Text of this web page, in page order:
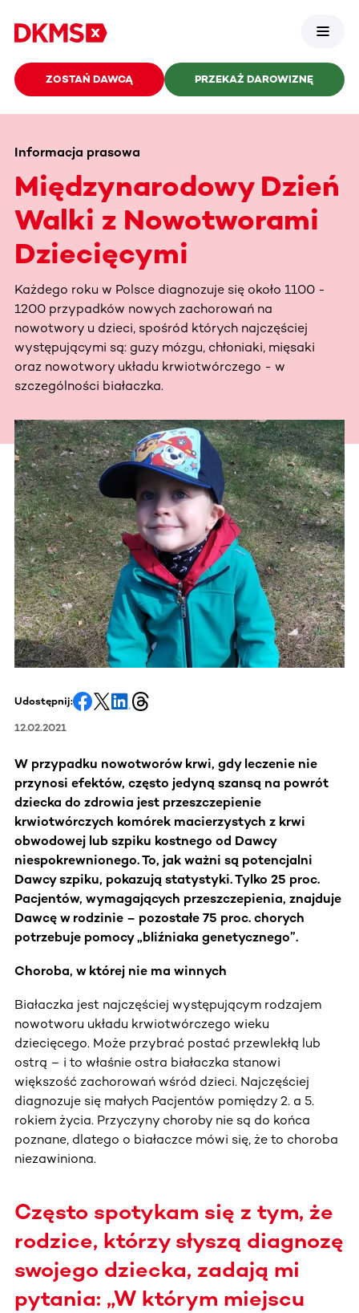
ZOSTAŃ DAWCĄ PRZEKAŻ DAROWIZNĘ
Informacja prasowa
Międzynarodowy Dzień
Walki z Nowotworami
Dziecięcymi
Każdego roku w Polsce diagnozuje się około 1100 -
1200 przypadków nowych zachorowań na
nowotwory u dzieci, spośród których najczęściej
występującymi są: guzy mózgu, chłoniaki, mięsaki
oraz nowotwory układu krwiotwórczego - w
szczególności białaczka.
Udostępnij:
12.02.2021
W przypadku nowotworów krwi, gdy leczenie nie
przynosi efektów, często jedyną szansą na powrót
dziecka do zdrowia jest przeszczepienie
krwiotwórczych komórek macierzystych z krwi
obwodowej lub szpiku kostnego od Dawcy
niespokrewnionego. To, jak ważni są potencjalni
Dawcy szpiku, pokazują statystyki. Tylko 25 proc.
Pacjentów, wymagających przeszczepienia, znajduje
Dawcę w rodzinie – pozostałe 75 proc. chorych
potrzebuje pomocy „bliźniaka genetycznego”.
Choroba, w której nie ma winnych
Białaczka jest najczęściej występującym rodzajem
nowotworu układu krwiotwórczego wieku
dziecięcego. Może przybrać postać przewlekłą lub
ostrą – i to właśnie ostra białaczka stanowi
większość zachorowań wśród dzieci. Najczęściej
diagnozuje się małych Pacjentów pomiędzy 2. a 5.
rokiem życia. Przyczyny choroby nie są do końca
poznane, dlatego o białaczce mówi się, że to choroba
niezawiniona.
Często spotykam się z tym, że
rodzice, którzy słyszą diagnozę
swojego dziecka, zadają mi
pytania: „W którym miejscu